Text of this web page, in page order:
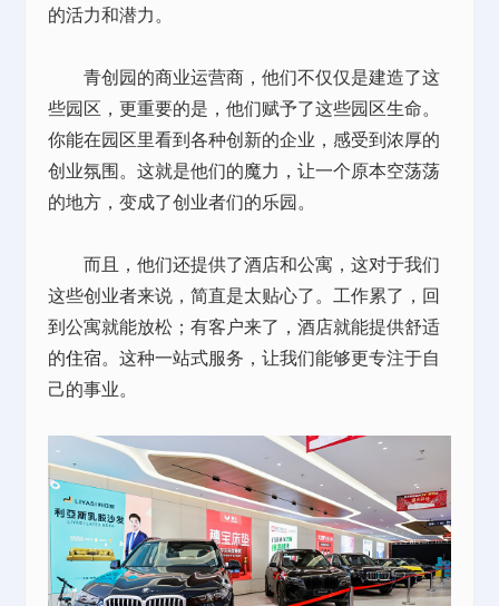
的活力和潜力。
青创园的商业运营商，他们不仅仅是建造了这
些园区，更重要的是，他们赋予了这些园区生命。
你能在园区里看到各种创新的企业，感受到浓厚的
创业氛围。这就是他们的魔力，让一个原本空荡荡
的地方，变成了创业者们的乐园。
而且，他们还提供了酒店和公寓，这对于我们
这些创业者来说，简直是太贴心了。工作累了，回
到公寓就能放松；有客户来了，酒店就能提供舒适
的住宿。这种一站式服务，让我们能够更专注于自
己的事业。